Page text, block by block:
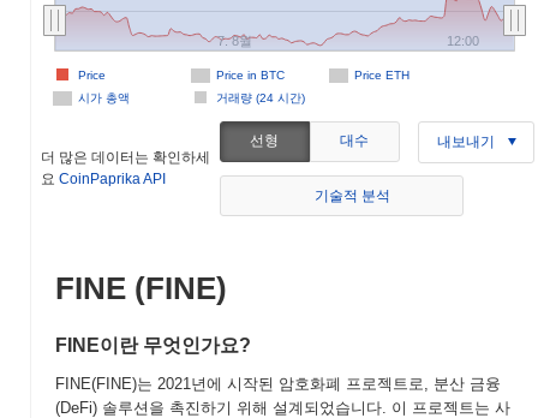
Price in BTC
Price ETH
시가 총액
거래량 (24 시간)
Price
7. 8월 12:00
더 많은 데이터는 확인하세
요 CoinPaprika API
선형 대수 내보내기
기술적 분석
FINE (FINE)
FINE이란 무엇인가요?
FINE(FINE)는 2021년에 시작된 암호화폐 프로젝트로, 분산 금융
(DeFi) 솔루션을 촉진하기 위해 설계되었습니다. 이 프로젝트는 사